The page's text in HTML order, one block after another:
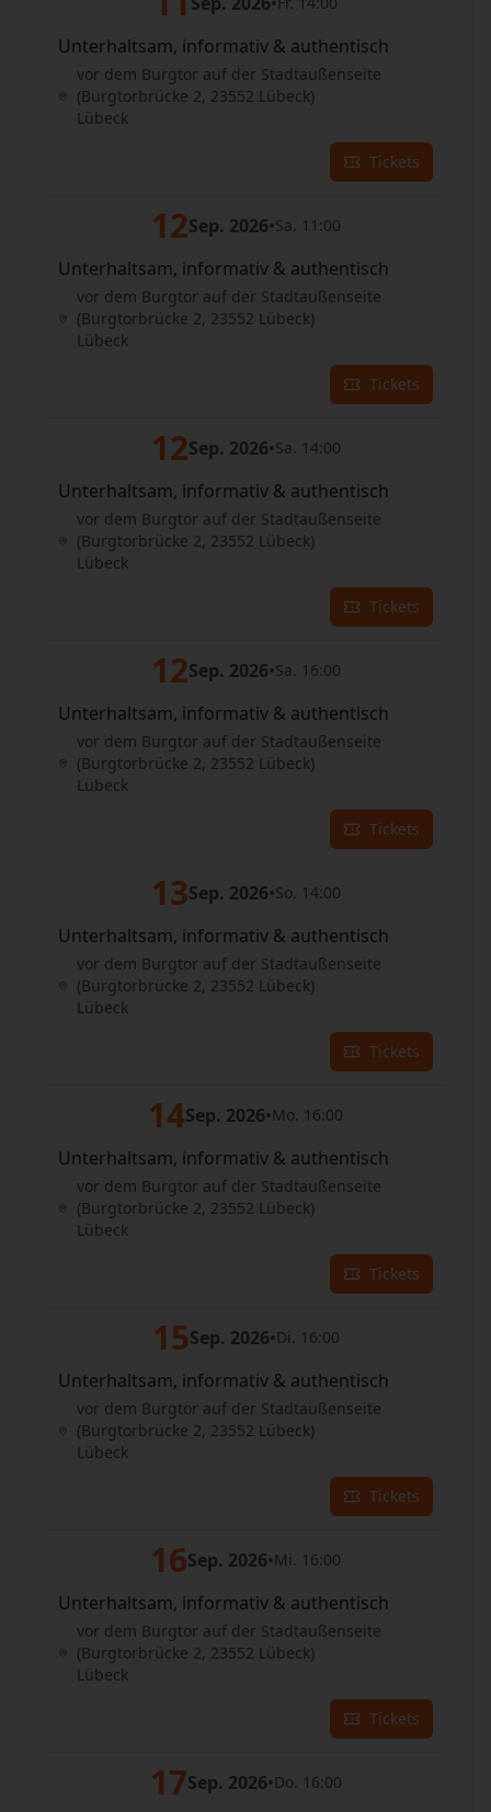
Unterhaltsam, informativ & authentisch
vor dem Burgtor auf der Stadtaußenseite
(Burgtorbrücke 2, 23552 Lübeck)
Lübeck
Tickets
12Sep. 2026•Sa. 11:00
Unterhaltsam, informativ & authentisch
vor dem Burgtor auf der Stadtaußenseite
(Burgtorbrücke 2, 23552 Lübeck)
Lübeck
Tickets
12Sep. 2026•Sa. 14:00
Unterhaltsam, informativ & authentisch
vor dem Burgtor auf der Stadtaußenseite
(Burgtorbrücke 2, 23552 Lübeck)
Lübeck
Tickets
12Sep. 2026•Sa. 16:00
Unterhaltsam, informativ & authentisch
vor dem Burgtor auf der Stadtaußenseite
(Burgtorbrücke 2, 23552 Lübeck)
Lübeck
Tickets
13Sep. 2026•So. 14:00
Unterhaltsam, informativ & authentisch
vor dem Burgtor auf der Stadtaußenseite
(Burgtorbrücke 2, 23552 Lübeck)
Lübeck
Tickets
14Sep. 2026•Mo. 16:00
Unterhaltsam, informativ & authentisch
vor dem Burgtor auf der Stadtaußenseite
(Burgtorbrücke 2, 23552 Lübeck)
Lübeck
Tickets
15Sep. 2026•Di. 16:00
Unterhaltsam, informativ & authentisch
vor dem Burgtor auf der Stadtaußenseite
(Burgtorbrücke 2, 23552 Lübeck)
Lübeck
Tickets
16Sep. 2026•Mi. 16:00
Unterhaltsam, informativ & authentisch
vor dem Burgtor auf der Stadtaußenseite
(Burgtorbrücke 2, 23552 Lübeck)
Lübeck
Tickets
17Sep. 2026•Do. 16:00